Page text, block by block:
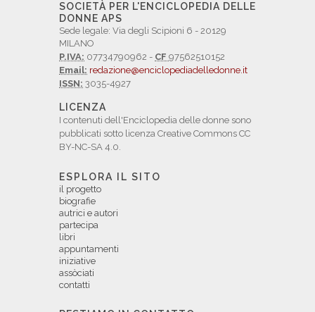
SOCIETÀ PER L'ENCICLOPEDIA DELLE
DONNE APS
Sede legale: Via degli Scipioni 6 - 20129
MILANO
P.IVA: 07734790962 - CF 97562510152
Email: redazione@enciclopediadelledonne.it
ISSN: 3035-4927
LICENZA
I contenuti dell'Enciclopedia delle donne sono
pubblicati sotto licenza Creative Commons CC
BY-NC-SA 4.0.
ESPLORA IL SITO
il progetto
biografie
autrici e autori
partecipa
libri
appuntamenti
iniziative
assòciati
contatti